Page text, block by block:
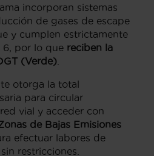
incorporan sistemas
de gases de escape
y cumplen estrictamente
6, por lo que reciben la
(Verde)
otorga la total
para circular
vial y acceder con
de Bajas Emisiones
efectuar labores de
restricciones.